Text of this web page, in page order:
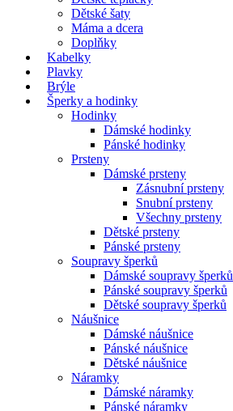
Dětské šaty
Máma a dcera
Doplňky
Kabelky
Plavky
Brýle
Šperky a hodinky
Hodinky
Dámské hodinky
Pánské hodinky
Prsteny
Dámské prsteny
Zásnubní prsteny
Snubní prsteny
Všechny prsteny
Dětské prsteny
Pánské prsteny
Soupravy šperků
Dámské soupravy šperků
Pánské soupravy šperků
Dětské soupravy šperků
Náušnice
Dámské náušnice
Pánské náušnice
Dětské náušnice
Náramky
Dámské náramky
Pánské náramky